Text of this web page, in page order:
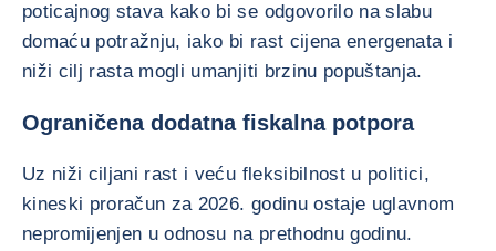
poticajnog stava kako bi se odgovorilo na slabu
domaću potražnju, iako bi rast cijena energenata i
niži cilj rasta mogli umanjiti brzinu popuštanja.
Ograničena dodatna fiskalna potpora
Uz niži ciljani rast i veću fleksibilnost u politici,
kineski proračun za 2026. godinu ostaje uglavnom
nepromijenjen u odnosu na prethodnu godinu.